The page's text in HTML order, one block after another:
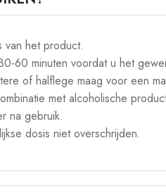
van het product.
60 minuten voordat u het
of halflege maag voor een
met alcoholische
na gebruik.
dosis niet overschrijden.